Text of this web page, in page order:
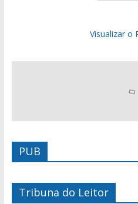
Visualizar o
PUB
Tribuna do Leitor